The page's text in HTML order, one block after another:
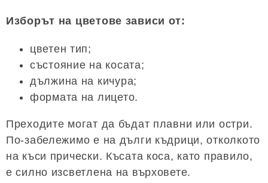
Изборът на цветове зависи от:
цветен тип;
състояние на косата;
дължина на кичура;
формата на лицето.
Преходите могат да бъдат плавни или остри.
По-забележимо е на дълги къдрици, отколкото
на къси прически. Късата коса, като правило,
е силно изсветлена на върховете.